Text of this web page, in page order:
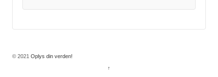
© 2021 Oplys din verden!
↑